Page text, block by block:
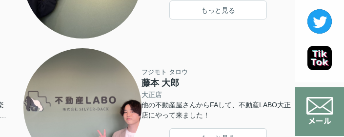
メール
の中心となるもの ここを極めたいと思います！
もっと見る
フジモト タロウ
藤本 大郎
大正店
他の不動産屋さんからFAして、不動産LABO大正
店にやって来ました！